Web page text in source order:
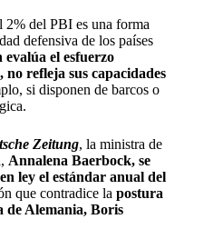
2% del PBI es una forma
defensiva de los países
evalúa el esfuerzo
no refleja sus capacidades
si disponen de barcos o
Zeitung, la ministra de
Annalena Baerbock, se
ley el estándar anual del
que contradice la postura
de Alemania, Boris